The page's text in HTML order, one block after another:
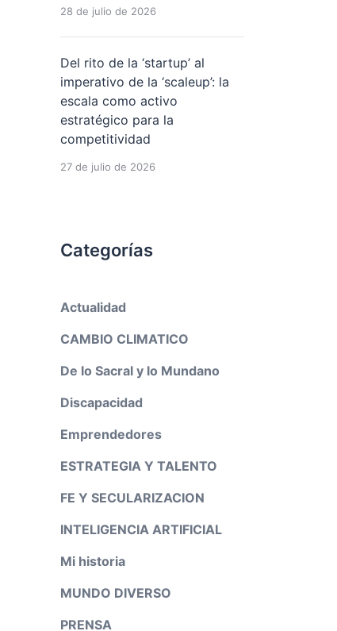
28 de julio de 2026
Del rito de la ‘startup’ al
imperativo de la ‘scaleup’: la
escala como activo
estratégico para la
competitividad
27 de julio de 2026
Categorías
Actualidad
CAMBIO CLIMATICO
De lo Sacral y lo Mundano
Discapacidad
Emprendedores
ESTRATEGIA Y TALENTO
FE Y SECULARIZACION
INTELIGENCIA ARTIFICIAL
Mi historia
MUNDO DIVERSO
PRENSA